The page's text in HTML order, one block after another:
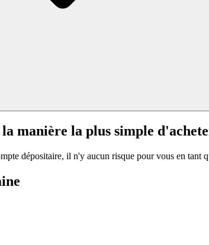
manière la plus simple
dépositaire, il n'y aucun risque pour vous en tant